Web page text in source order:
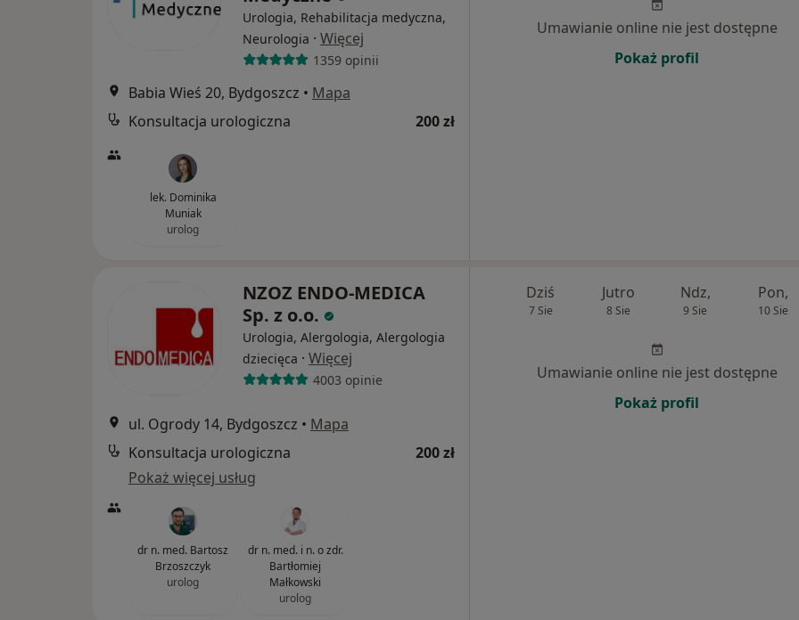
Urologia, Rehabilitacja medyczna,
Neurologia · Więcej
1359 opinii
Babia Wieś 20, Bydgoszcz • Mapa
Konsultacja urologiczna
200 zł
lek. Dominika
Muniak
urolog
Umawianie online nie jest dostępne
Pokaż profil
NZOZ ENDO-MEDICA
Sp. z o.o.
Urologia, Alergologia, Alergologia
dziecięca · Więcej
4003 opinie
ul. Ogrody 14, Bydgoszcz • Mapa
Konsultacja urologiczna
200 zł
Pokaż więcej usług
dr n. med. Bartosz
Brzoszczyk
urolog
dr n. med. i n. o zdr.
Bartłomiej
Małkowski
urolog
Dziś
7 Sie
Jutro
8 Sie
Ndz,
9 Sie
Pon,
10 Sie
Umawianie online nie jest dostępne
Pokaż profil